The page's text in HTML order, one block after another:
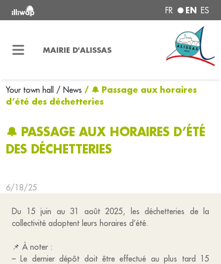
FR EN ES
MAIRIE D'ALISSAS
Your town hall / News / 🔔 Passage aux horaires
d’été des déchetteries
🔔 PASSAGE AUX HORAIRES D’ÉTÉ
DES DÉCHETTERIES
6/18/25
Du 15 juin au 31 août 2025, les déchetteries de la
collectivité adoptent leurs horaires d’été.
📌 À noter :
– Le dernier dépôt doit être effectué au plus tard 15